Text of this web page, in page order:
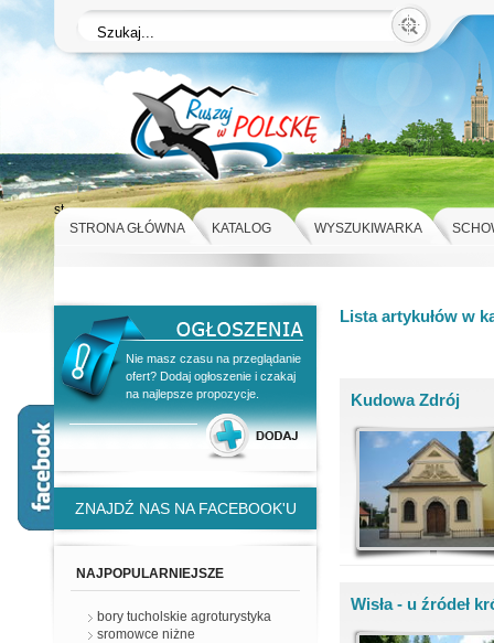
st
STRONA GŁÓWNA
KATALOG WYSZUKIWARKA
Nie masz czasu na przeglądanie
ofert? Dodaj ogłoszenie i czakaj
na najlepsze propozycje.
ZNAJDŹ NAS NA FACEBOOK'U
NAJPOPULARNIEJSZE
bory tucholskie agroturystyka
sromowce niżne
Lista artykułów w
Kudowa Zdrój
Wisła - u źródeł